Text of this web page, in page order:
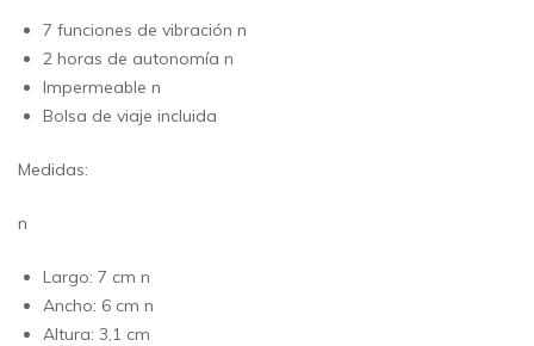
7 funciones de vibración n
2 horas de autonomía n
Impermeable n
Bolsa de viaje incluida
Medidas:
n
Largo: 7 cm n
Ancho: 6 cm n
Altura: 3,1 cm